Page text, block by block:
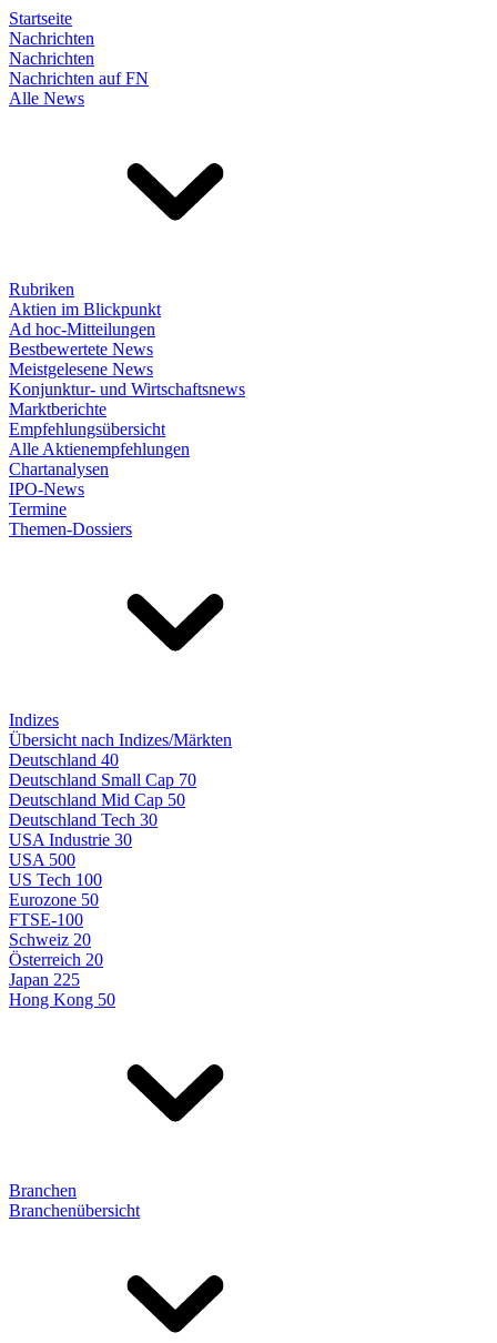
Startseite
Nachrichten
Nachrichten
Nachrichten auf FN
Alle News
Rubriken
Aktien im Blickpunkt
Ad hoc-Mitteilungen
Bestbewertete News
Meistgelesene News
Konjunktur- und Wirtschaftsnews
Marktberichte
Empfehlungsübersicht
Alle Aktienempfehlungen
Chartanalysen
IPO-News
Termine
Themen-Dossiers
Indizes
Übersicht nach Indizes/Märkten
Deutschland 40
Deutschland Small Cap 70
Deutschland Mid Cap 50
Deutschland Tech 30
USA Industrie 30
USA 500
US Tech 100
Eurozone 50
FTSE-100
Schweiz 20
Österreich 20
Japan 225
Hong Kong 50
Branchen
Branchenübersicht